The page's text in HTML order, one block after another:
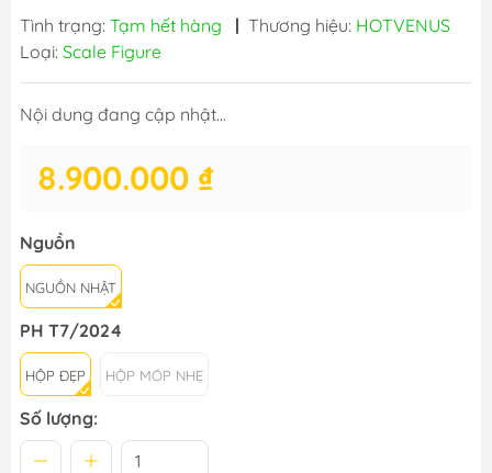
Tình trạng: Tạm hết hàng | Thương hiệu: HOTVENUS
Loại: Scale Figure
Nội dung đang cập nhật...
8.900.000 ₫
Nguồn
NGUỒN NHẬT
PH T7/2024
HỘP ĐẸP HỘP MÓP NHẸ
Số lượng: